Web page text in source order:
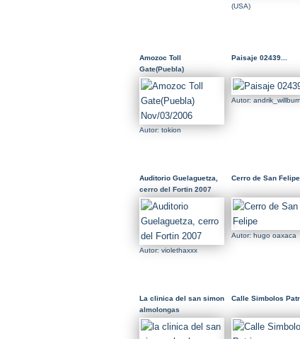
(USA)
Amozoc Toll
Gate(Puebla)
Nov/03/2006
Autor: tokion
Paisaje 02439...
Autor:
Auditorio Guelaguetza,
cerro del Fortin 2007
Autor: violethaxxx
Cerro de San Felipe
Autor: hugo oaxaca
La clinica del san simon
almolongas
Calle Simbolos